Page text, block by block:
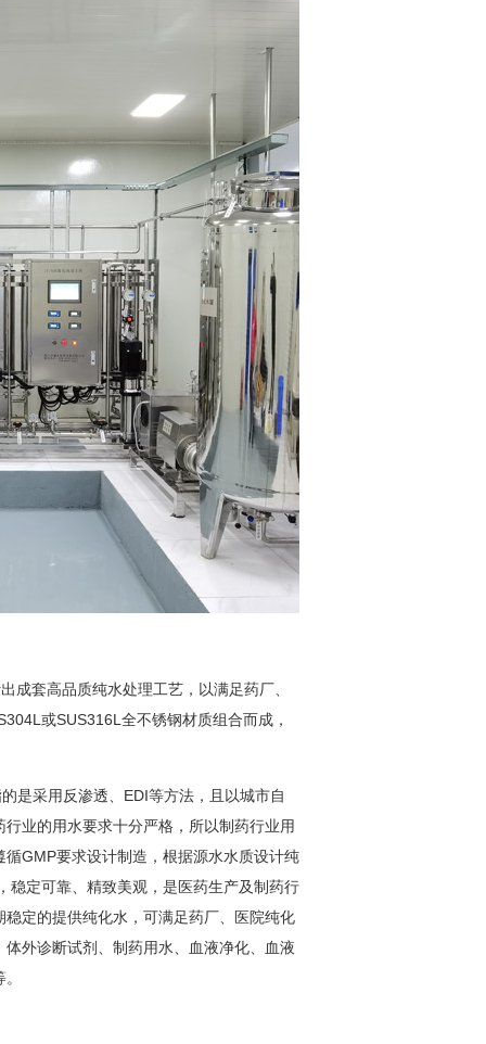
成套高品质纯水处理工艺，以满足药厂、
或SUS316L全不锈钢材质组合而成，
是采用反渗透、EDI等方法，且以城市自
业的用水要求十分严格，所以制药行业用
GMP要求设计制造，根据源水水质设计纯
稳定可靠、精致美观，是医药生产及制药行
定的提供纯化水，可满足药厂、医院纯化
外诊断试剂、制药用水、血液净化、血液